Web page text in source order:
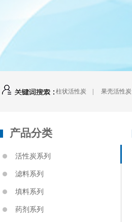
柱状活性炭 果壳活性炭
产品分类
活性炭系列
滤料系列
填料系列
药剂系列